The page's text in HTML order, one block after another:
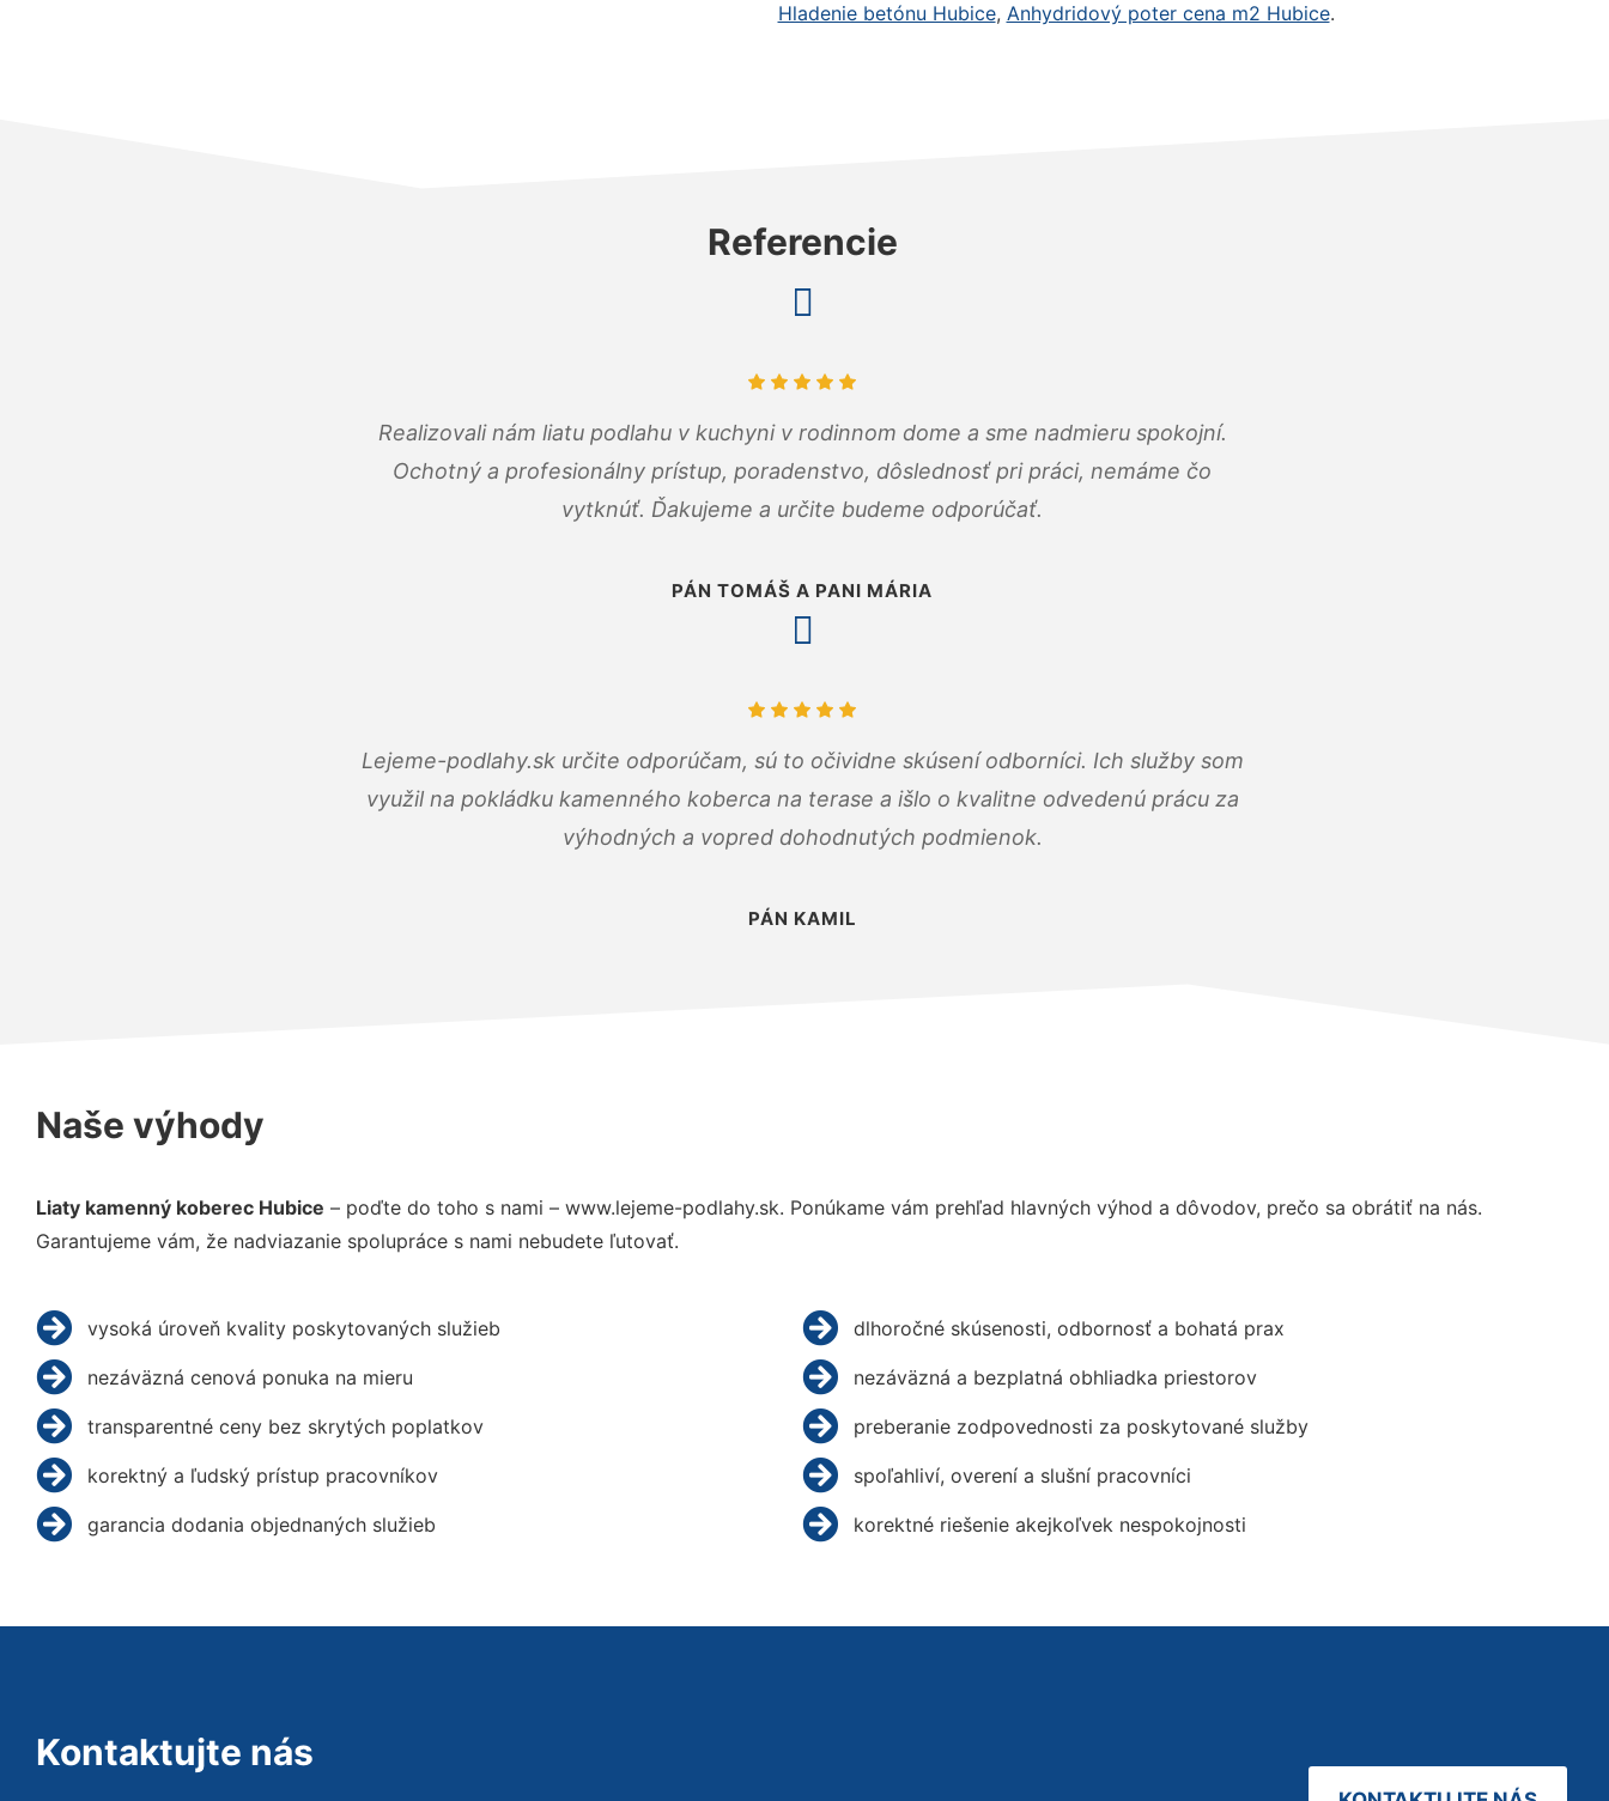
Hladenie betónu Hubice, Anhydridový poter cena m2 Hubice.
Referencie
Realizovali nám liatu podlahu v kuchyni v rodinnom dome a sme nadmieru spokojní.
Ochotný a profesionálny prístup, poradenstvo, dôslednosť pri práci, nemáme čo
vytknúť. Ďakujeme a určite budeme odporúčať.
PÁN TOMÁŠ A PANI MÁRIA
Lejeme-podlahy.sk určite odporúčam, sú to očividne skúsení odborníci. Ich služby som
využil na pokládku kamenného koberca na terase a išlo o kvalitne odvedenú prácu za
výhodných a vopred dohodnutých podmienok.
PÁN KAMIL
Naše výhody
Liaty kamenný koberec Hubice – poďte do toho s nami – www.lejeme-podlahy.sk. Ponúkame vám prehľad hlavných výhod a dôvodov, prečo sa obrátiť na nás.
Garantujeme vám, že nadviazanie spolupráce s nami nebudete ľutovať.
vysoká úroveň kvality poskytovaných služieb
nezáväzná cenová ponuka na mieru
transparentné ceny bez skrytých poplatkov
korektný a ľudský prístup pracovníkov
garancia dodania objednaných služieb
dlhoročné skúsenosti, odbornosť a bohatá prax
nezáväzná a bezplatná obhliadka priestorov
preberanie zodpovednosti za poskytované služby
spoľahliví, overení a slušní pracovníci
korektné riešenie akejkoľvek nespokojnosti
Kontaktujte nás